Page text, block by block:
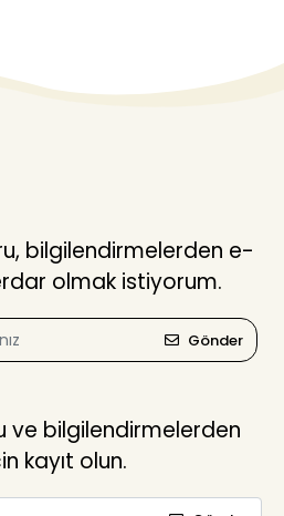
bilgilendirmelerden e-
olmak istiyorum.
Gönder
ve bilgilendirmelerden
kayıt olun.